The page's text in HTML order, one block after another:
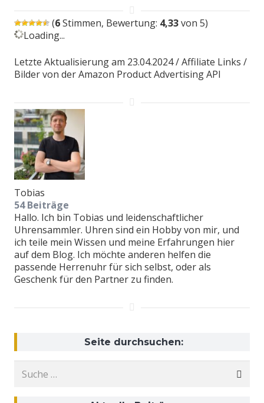
(6Stimmen, Bewertung: 4,33von 5)
Loading...
Letzte Aktualisierung am 23.04.2024 / Affiliate Links /
Bilder von der Amazon Product Advertising API
Tobias
54 Beiträge
Hallo. Ich bin Tobias und leidenschaftlicher
Uhrensammler. Uhren sind ein Hobby von mir, und
ich teile mein Wissen und meine Erfahrungen hier
auf dem Blog. Ich möchte anderen helfen die
passende Herrenuhr für sich selbst, oder als
Geschenk für den Partner zu finden.
Seite durchsuchen:
nach: